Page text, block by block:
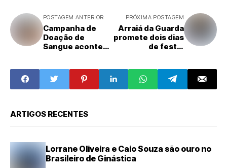
POSTAGEM ANTERIOR
Campanha de
Doação de
Sangue acontece
PRÓXIMA POSTAGEM
Arraiá da Guarda
promete dois dias
de festa,
Santa Bárbara
d'Oeste
ARTIGOS RECENTES
Lorrane Oliveira e Caio Souza são ouro no
Brasileiro de Ginástica